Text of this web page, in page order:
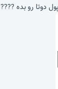
دوتا رو بده ????